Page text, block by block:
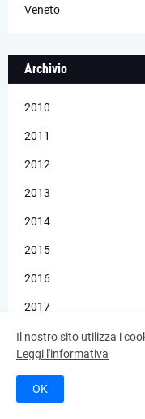
Veneto
Archivio
2010
2011
2012
2013
2014
2015
2016
2017
2018
2019
2020
Il nostro sito utilizza i
Leggi l'informativa
OK